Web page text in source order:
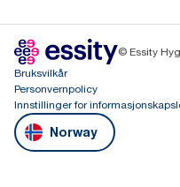
© Essity
Bruksvilkår
Personvernpolicy
Innstillinger for
Norway